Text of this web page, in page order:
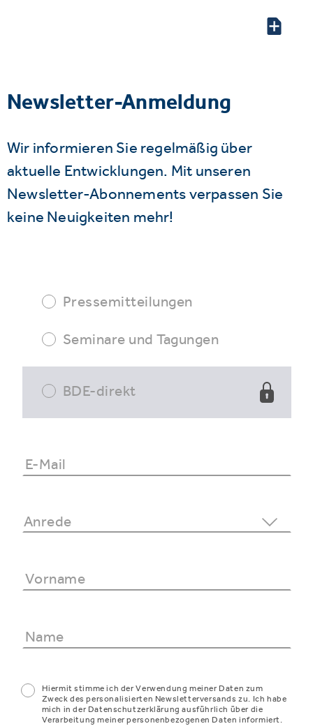
Newsletter-Anmeldung
Wir informieren Sie regelmäßig über
aktuelle Entwicklungen. Mit unseren
Newsletter-Abonnements verpassen Sie
keine Neuigkeiten mehr!
Pressemitteilungen
Seminare und Tagungen
BDE-direkt
Hiermit stimme ich der Verwendung meiner Daten zum
Zweck des personalisierten Newsletterversands zu. Ich habe
mich in der Datenschutzerklärung ausführlich über die
Verarbeitung meiner personenbezogenen Daten informiert.